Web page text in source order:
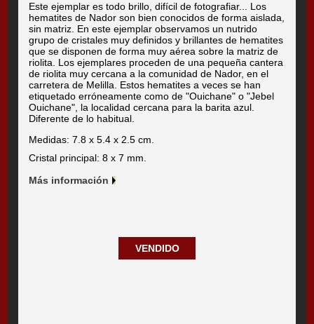
Este ejemplar es todo brillo, difícil de fotografiar... Los
hematites de Nador son bien conocidos de forma aislada,
sin matriz. En este ejemplar observamos un nutrido
grupo de cristales muy definidos y brillantes de hematites
que se disponen de forma muy aérea sobre la matriz de
riolita. Los ejemplares proceden de una pequeña cantera
de riolita muy cercana a la comunidad de Nador, en el
carretera de Melilla. Estos hematites a veces se han
etiquetado erróneamente como de "Ouichane" o "Jebel
Ouichane", la localidad cercana para la barita azul.
Diferente de lo habitual.
Medidas: 7.8 x 5.4 x 2.5 cm.
Cristal principal: 8 x 7 mm.
Más información
VENDIDO